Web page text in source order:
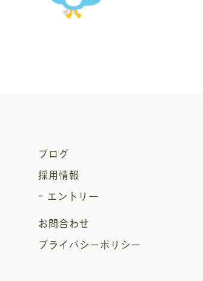
ブログ
採用情報
- エントリー
お問合わせ
プライバシーポリシー